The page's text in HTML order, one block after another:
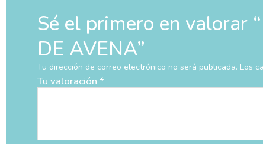
Sé el primero en valorar
DE AVENA”
Tu dirección de correo electrónico no será publicada. Los
Tu valoración *